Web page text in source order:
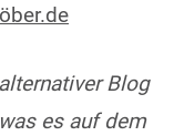
Blog
es auf dem